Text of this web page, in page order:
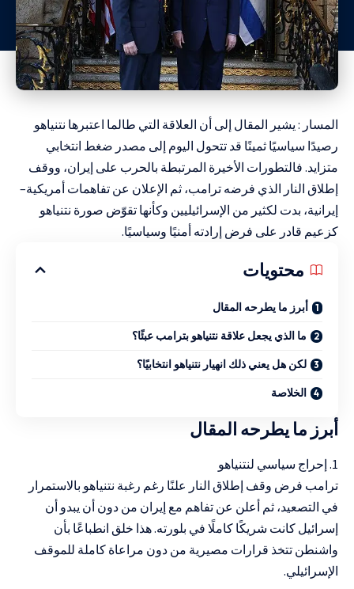
المسار : يشير المقال إلى أن العلاقة التي طالما اعتبرها نتنياهو
رصيدًا سياسيًا ثمينًا قد تتحول اليوم إلى مصدر ضغط انتخابي
متزايد. فالتطورات الأخيرة المرتبطة بالحرب على إيران، ووقف
إطلاق النار الذي فرضه ترامب، ثم الإعلان عن تفاهمات أمريكية–
إيرانية، بدت لكثير من الإسرائيليين وكأنها تقوّض صورة نتنياهو
كزعيم قادر على فرض إرادته أمنيًا وسياسيًا.
محتويات
أبرز ما يطرحه المقال
ما الذي يجعل علاقة نتنياهو بترامب عبئًا؟
لكن هل يعني ذلك انهيار نتنياهو انتخابيًا؟
الخلاصة
أبرز ما يطرحه المقال
إحراج سياسي لنتنياهو
ترامب فرض وقف إطلاق النار علنًا رغم رغبة نتنياهو بالاستمرار
في التصعيد، ثم أعلن عن تفاهم مع إيران من دون أن يبدو أن
إسرائيل كانت شريكًا كاملًا في بلورته. هذا خلق انطباعًا بأن
واشنطن تتخذ قرارات مصيرية من دون مراعاة كاملة للموقف
الإسرائيلي.